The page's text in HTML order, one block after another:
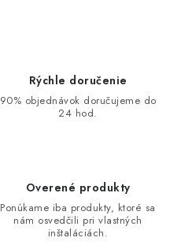
Rýchle doručenie
90% objednávok doručujeme do
24 hod.
Overené produkty
Ponúkame iba produkty, ktoré sa
nám osvedčili pri vlastných
inštaláciách.